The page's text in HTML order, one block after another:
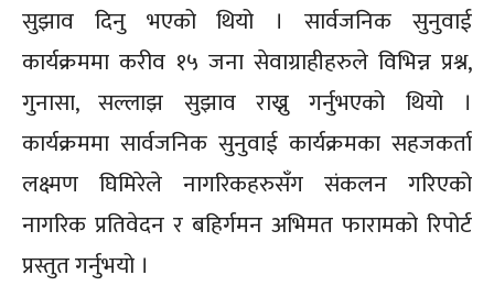
सुझाव दिनु भएको थियो । सार्वजनिक सुनुवाई
कार्यक्रममा करीव १५ जना सेवाग्राहीहरुले विभिन्न प्रश्न,
गुनासा, सल्लाझ सुझाव राख्नु गर्नुभएको थियो ।
कार्यक्रममा सार्वजनिक सुनुवाई कार्यक्रमका सहजकर्ता
लक्ष्मण घिमिरेले नागरिकहरुसँग संकलन गरिएको
नागरिक प्रतिवेदन र बहिर्गमन अभिमत फारामको रिपोर्ट
प्रस्तुत गर्नुभयो ।